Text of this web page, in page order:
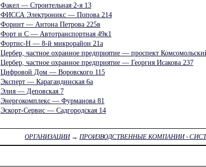
Факел — Строительная 2-я 13
ФИССА Электроникс — Попова 214
Форинт — Антона Петрова 225в
Форт и С — Автотранспортная 49к1
Фортис-Н — 8-й микрорайон 21а
Цербер, частное охранное предприятие — проспект
Цербер, частное охранное предприятие — Георгия Исакова 237
Цифровой Дом — Воровского 115
Эксперт — Карагандинская 6а
Элия — Деповская 7
Энергокомплекс — Фурманова 81
Эскорт-Сервис — Садгородская 14
ОРГАНИЗАЦИИ→ ПРОИЗВОДСТВЕННЫЕ КОМПАНИИ -